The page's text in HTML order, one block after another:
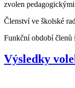
zvolen
Členství ve školské
Funkční období členů
Výsledky